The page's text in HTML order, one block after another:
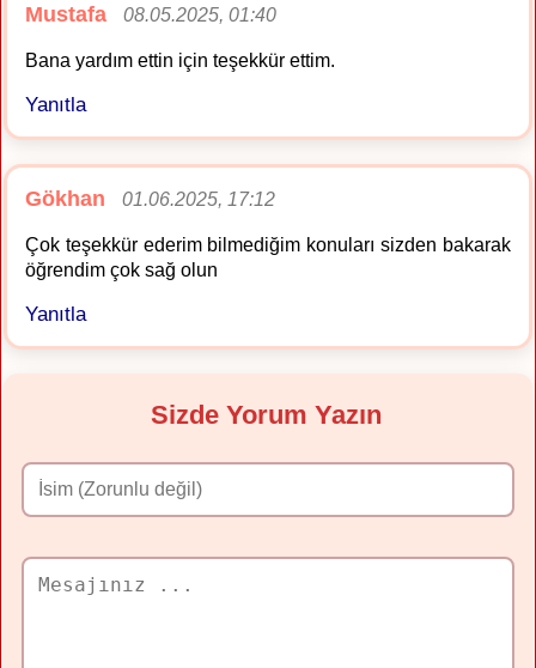
Mustafa 08.05.2025, 01:40
Bana yardım ettin için teşekkür ettim.
Yanıtla
Gökhan 01.06.2025, 17:12
Çok teşekkür ederim bilmediğim konuları sizden bakarak
öğrendim çok sağ olun
Yanıtla
Sizde Yorum Yazın